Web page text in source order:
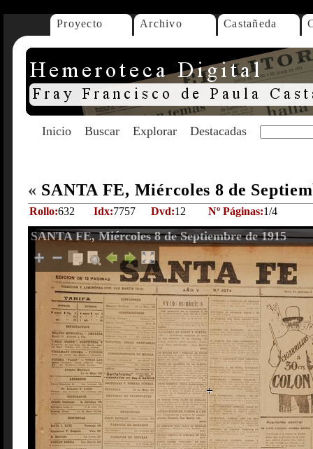
Proyecto Archivo Castañeda
Inicio Buscar Explorar Destacadas
« SANTA FE, Miércoles 8 de
Rollo:632 Idx:7757 Dvd:12 Nº Páginas:1/4
SANTA FE, Miércoles 8 de Septiembre de 1915